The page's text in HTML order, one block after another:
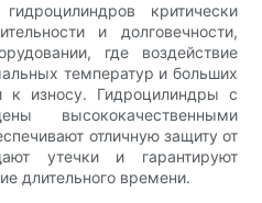
критически
и долговечности,
где воздействие
температур и больших
к износу. Гидроцилиндры с
высококачественными
отличную защиту от
утечки и гарантируют
длительного времени.